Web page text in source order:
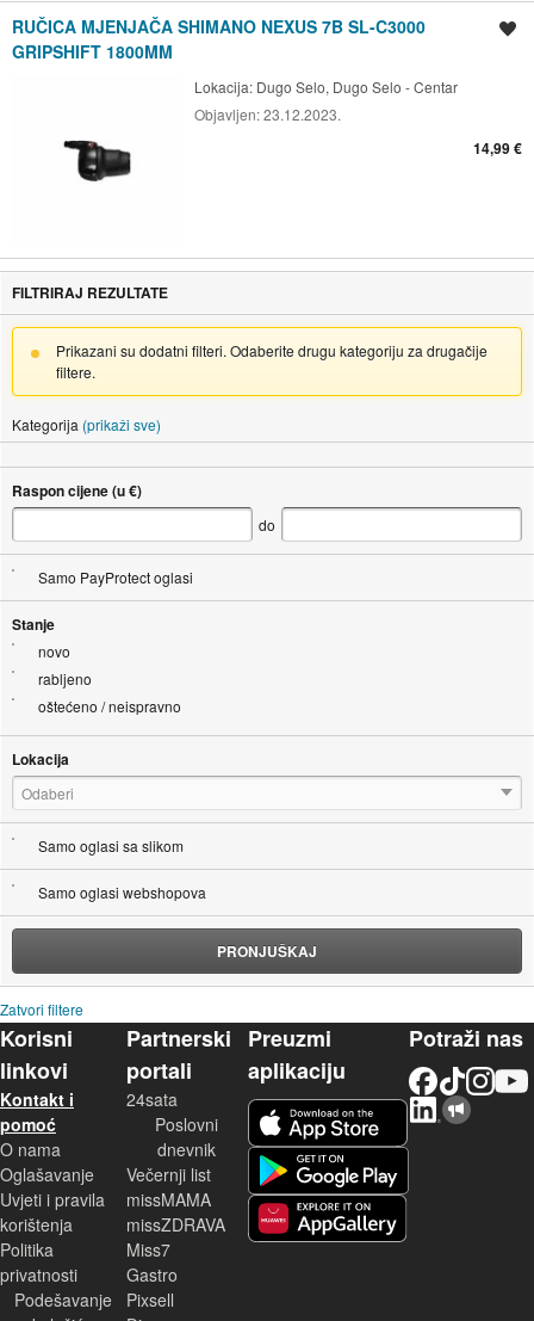
RUČICA MJENJAČA SHIMANO NEXUS 7B SL-C3000
GRIPSHIFT 1800MM
Lokacija: Dugo Selo, Dugo Selo - Centar
Objavljen:23.12.2023.
14,99 €
FILTRIRAJ REZULTATE
Prikazani su dodatni filteri. Odaberite drugu kategoriju za drugačije
filtere.
Kategorija (prikaži sve)
Raspon cijene (u €)
do
Samo PayProtect oglasi
Stanje
novo
rabljeno
oštećeno / neispravno
Lokacija
Odaberi
Samo oglasi sa slikom
Samo oglasi webshopova
PRONJUŠKAJ
Zatvori filtere
Korisni
linkovi
Kontakt i
pomoć
O nama
Oglašavanje
Uvjeti i pravila
korištenja
Politika
privatnosti
Podešavanje
Partnerski
portali
24sata
Poslovni
dnevnik
Večernji list
missMAMA
missZDRAVA
Miss7
Gastro
Pixsell
Preuzmi
aplikaciju
Potraži nas